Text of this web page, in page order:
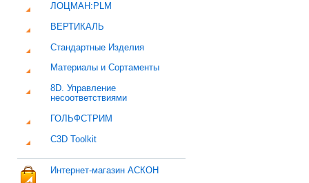
ЛОЦМАН:PLM
ВЕРТИКАЛЬ
Стандартные Изделия
Материалы и Сортаменты
8D. Управление
несоответствиями
ГОЛЬФСТРИМ
C3D Toolkit
Интернет-магазин АСКОН